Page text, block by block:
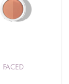
FACED